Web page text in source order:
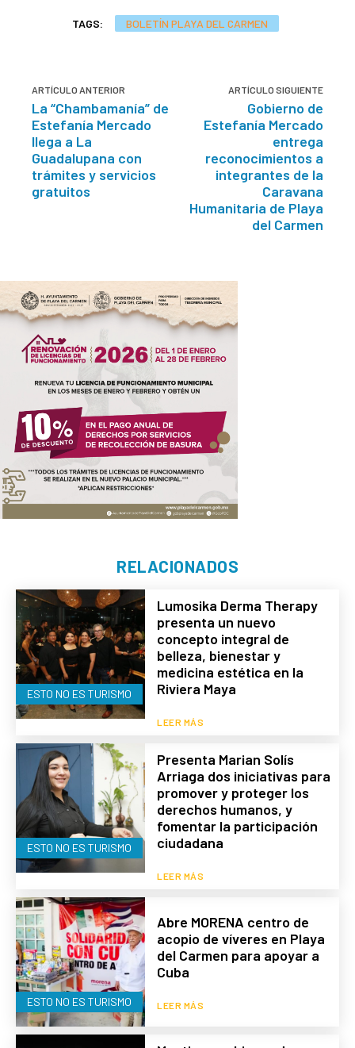
RELACIONADOS
ESTO NO ES TURISMO
Lumosika Derma Therapy
presenta un nuevo
concepto integral de
belleza, bienestar y
medicina estética en la
Riviera Maya
LEER MÁS
ESTO NO ES TURISMO
Presenta Marian Solís
Arriaga dos iniciativas para
promover y proteger los
derechos humanos, y
fomentar la participación
ciudadana
LEER MÁS
ESTO NO ES TURISMO
Abre MORENA centro de
acopio de víveres en Playa
del Carmen para apoyar a
Cuba
LEER MÁS
TAGS: BOLETÍN PLAYA DEL CARMEN
ARTÍCULO ANTERIOR
La “Chambamanía” de
Estefanía Mercado
llega a La
Guadalupana con
trámites y servicios
gratuitos
ARTÍCULO SIGUIENTE
Gobierno de
Estefanía Mercado
entrega
reconocimientos a
integrantes de la
Caravana
Humanitaria de Playa
del Carmen